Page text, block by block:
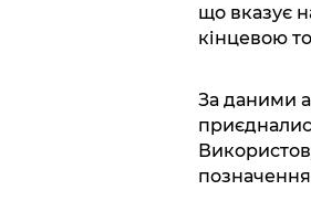
що вказує
кінцевою
За даними